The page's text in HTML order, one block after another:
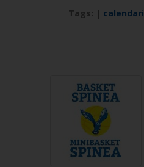
Tags: | calendari